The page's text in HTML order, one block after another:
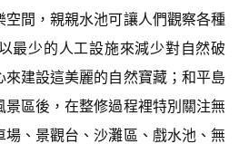
空間，親親水池可讓人們觀察各種
最少的人工設施來減少對自然破
來建設這美麗的自然寶藏；和平島
區後，在整修過程裡特別關注無
場、景觀台、沙灘區、戲水池、無